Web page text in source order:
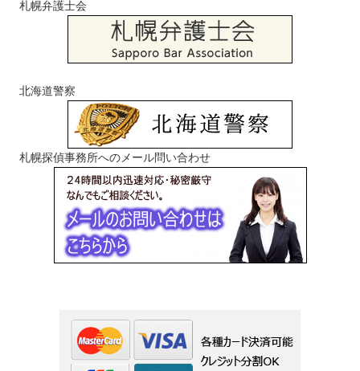
札幌弁護士会
北海道警察
札幌探偵事務所へのメール問い合わせ